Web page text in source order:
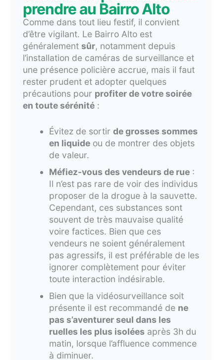
prendre au Bairro Alto
Comme dans tout lieu festif, il convient
d’être vigilant. Le Bairro Alto est
généralement sûr, notamment depuis
l’installation de caméras de surveillance et
une présence policière accrue, mais il faut
rester prudent et adopter quelques
précautions pour profiter de votre soirée
en toute sérénité :
Évitez de sortir de grosses sommes
en liquideou de montrer des objets
de valeur.
Méfiez-vous des vendeurs de rue:
Il n’est pas rare de voir des individus
proposer de la drogue à la sauvette.
Cependant, ces substances sont
souvent de très mauvaise qualité
voire factices. Bien que ces
vendeurs ne soient généralement
pas agressifs, il est préférable de les
ignorer complètement pour éviter
toute interaction indésirable.
Bien que la vidéosurveillance soit
présente il est recommandé de ne
pas s’aventurer seul dans les
ruelles les plus isolées après 3h du
matin, lorsque l’affluence commence
à diminuer.